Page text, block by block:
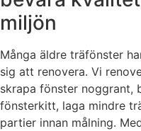
miljön
Många äldre träfönster
sig att renovera. Vi
skrapa fönster noggrant,
fönsterkitt, laga mindre
partier innan målning.